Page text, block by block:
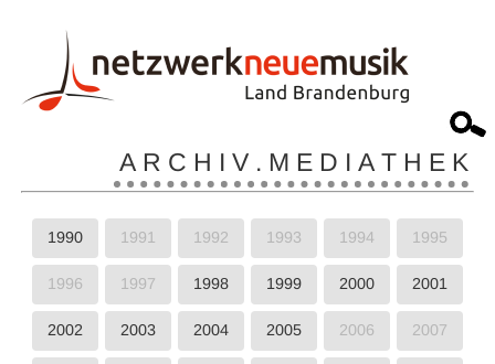
A R C H I V . M E D I A T H E K
1990 1991 1992 1993 1994 1995
1996 1997 1998 1999 2000 2001
2002 2003 2004 2005 2006 2007